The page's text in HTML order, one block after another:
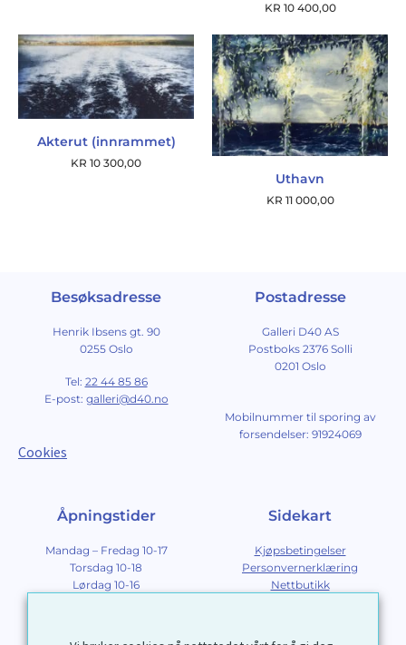
KR 10 400,00
Akterut (innrammet)
KR 10 300,00
Uthavn
KR 11 000,00
Besøksadresse
Henrik Ibsens gt. 90
0255 Oslo
Tel: 22 44 85 86
E-post: galleri@d40.no
Cookies
Postadresse
Galleri D40 AS
Postboks 2376 Solli
0201 Oslo
Mobilnummer til sporing av
forsendelser: 91924069
Åpningstider
Mandag – Fredag 10-17
Torsdag 10-18
Lørdag 10-16
Sidekart
Kjøpsbetingelser
Personvernerklæring
Nettbutikk